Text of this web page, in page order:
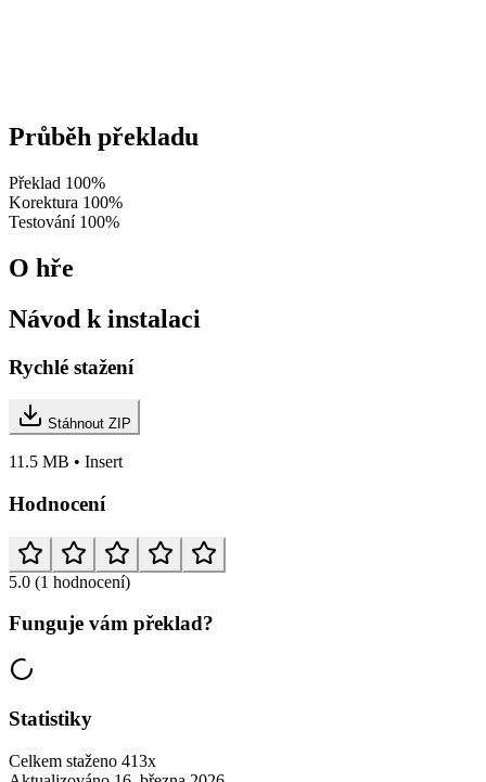
Průběh překladu
Překlad 100%
Korektura 100%
Testování 100%
O hře
Návod k instalaci
Rychlé stažení
Stáhnout ZIP
11.5 MB • Insert
Hodnocení
5.0 (1 hodnocení)
Funguje vám překlad?
Statistiky
Celkem staženo 413x